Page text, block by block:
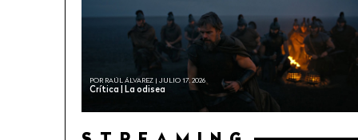
Crítica | La odisea
POR RAÚL ÁLVAREZ | JULIO 17, 2026